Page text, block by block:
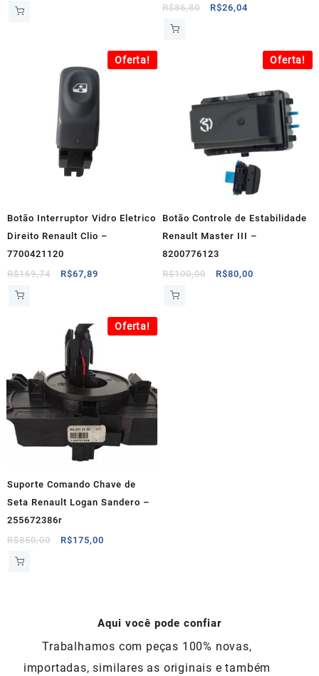
R$85,00.
R$86,80
O
R$26,04
R$26,04.
Oferta!
Botão Interruptor Vidro Eletrico
Direito Renault Clio –
7700421120
R$169,74
O
R$169,74.
R$67,89
R$67,89.
Oferta!
Botão Controle de Estabilidade
Renault Master III –
8200776123
R$100,00
O
R$80,00
Oferta!
Suporte Comando Chave de
Seta Renault Logan Sandero –
255672386r
R$850,00
O
R$175,00
Aqui você pode confiar
Trabalhamos com peças 100% novas,
importadas, similares as originais e também